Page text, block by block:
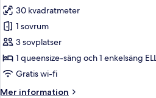
för
Superior
Room
with
Land
30 kvadratmeter
1 sovrum
3 sovplatser
1 queensize-säng och 1 enkelsäng
Gratis wi-fi
Mer information
Mer